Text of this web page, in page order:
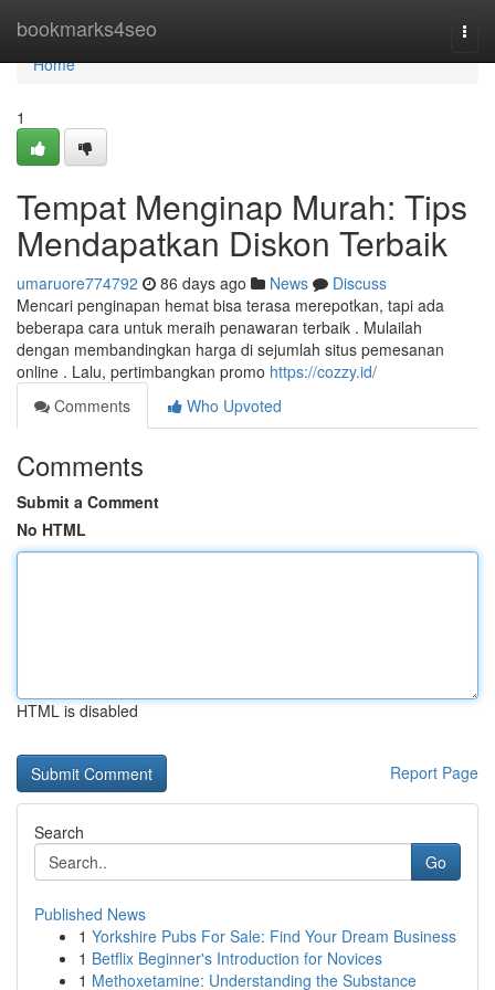
bookmarks4seo
Home
Home
1
Tempat Menginap Murah: Tips
Mendapatkan Diskon Terbaik
umaruore774792 86 days ago News
Discuss
Mencari penginapan hemat bisa terasa merepotkan, tapi ada
beberapa cara untuk meraih penawaran terbaik . Mulailah
dengan membandingkan harga di sejumlah situs pemesanan
online . Lalu, pertimbangkan promo https://cozzy.id/
Comments
Who Upvoted
Comments
Submit a Comment
No HTML
HTML is disabled
Report Page
Search
Go
Published News
1 Yorkshire Pubs For Sale: Find Your Dream Business
1 Betflix Beginner's Introduction for Novices
1 Methoxetamine: Understanding the Substance